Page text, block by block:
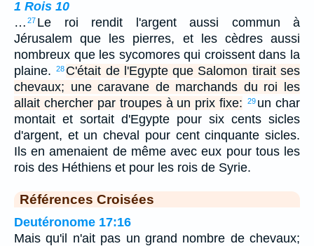
1 Rois 10
… 27 Le roi rendit l'argent aussi commun à
Jérusalem que les pierres, et les cèdres aussi
nombreux que les sycomores qui croissent dans la
plaine.
28 C'était de l'Egypte que Salomon tirait ses
chevaux; une caravane de marchands du roi les
allait chercher par troupes à un prix fixe:
29 un char
montait et sortait d'Egypte pour six cents sicles
d'argent, et un cheval pour cent cinquante sicles.
Ils en amenaient de même avec eux pour tous les
rois des Héthiens et pour les rois de Syrie.
Références Croisées
Deutéronome 17:16
Mais qu'il n'ait pas un grand nombre de chevaux;